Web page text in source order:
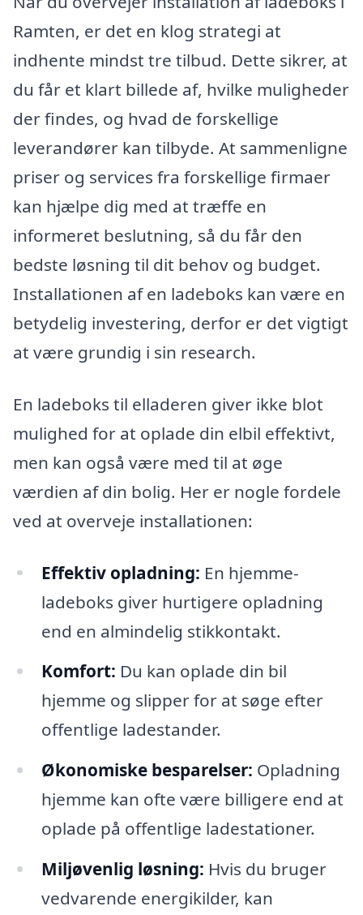
Ramten, er det en klog strategi at
indhente mindst tre tilbud. Dette sikrer, at
du får et klart billede af, hvilke muligheder
der findes, og hvad de forskellige
leverandører kan tilbyde. At sammenligne
priser og services fra forskellige firmaer
kan hjælpe dig med at træffe en
informeret beslutning, så du får den
bedste løsning til dit behov og budget.
Installationen af en ladeboks kan være en
betydelig investering, derfor er det vigtigt
at være grundig i sin research.
En ladeboks til elladeren giver ikke blot
mulighed for at oplade din elbil effektivt,
men kan også være med til at øge
værdien af din bolig. Her er nogle fordele
ved at overveje installationen:
Effektiv opladning: En hjemme-
ladeboks giver hurtigere opladning
end en almindelig stikkontakt.
Komfort: Du kan oplade din bil
hjemme og slipper for at søge efter
offentlige ladestander.
Økonomiske besparelser: Opladning
hjemme kan ofte være billigere end at
oplade på offentlige ladestationer.
Miljøvenlig løsning: Hvis du bruger
vedvarende energikilder, kan